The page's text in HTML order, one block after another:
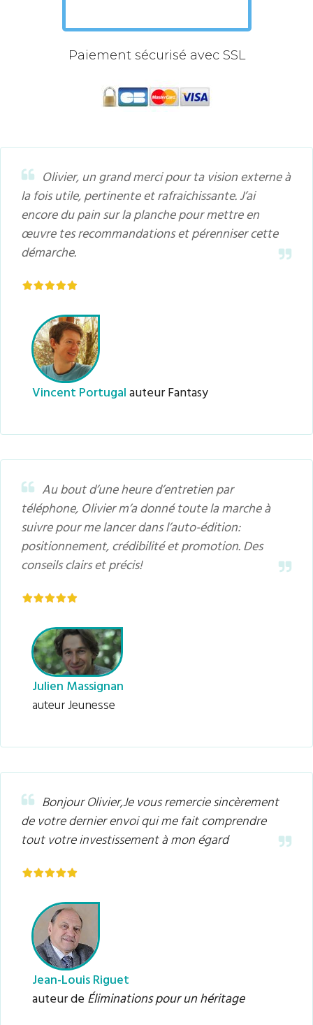
​Paiement sécurisé avec SSL
Olivier, un grand merci pour ta vision externe à
la fois utile, pertinente et rafraichissante. J’ai
encore du pain sur la planche pour mettre en
œuvre tes recommandations et pérenniser cette
démarche.
​Vincent Portugalauteur Fantasy
Au bout d’une heure d’entretien par
téléphone, Olivier m’a donné toute la marche à
suivre pour me lancer dans l’auto-édition:
positionnement, crédibilité et promotion. Des
conseils clairs et précis!
​Julien Massignan
​auteur Jeunesse
Bonjour Olivier,Je vous remercie sincèrement
de votre dernier envoi qui me fait comprendre
tout votre investissement à mon égard
Jean-Louis Riguet
auteur deÉliminations pour un héritage